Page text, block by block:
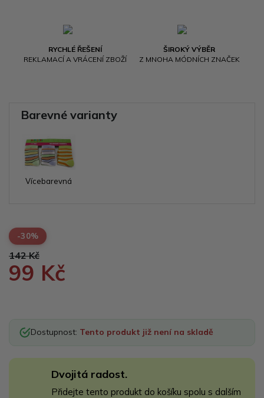
RYCHLÉ ŘEŠENÍ
REKLAMACÍ A VRÁCENÍ ZBOŽÍ
ŠIROKÝ VÝBĚR
Z MNOHA MÓDNÍCH ZNAČEK
Barevné varianty
Vícebarevná
-30%
142 Kč
99 Kč
Dostupnost: Tento produkt již není na skladě
Dvojitá radost.
Přidejte tento produkt do košíku spolu s dalším